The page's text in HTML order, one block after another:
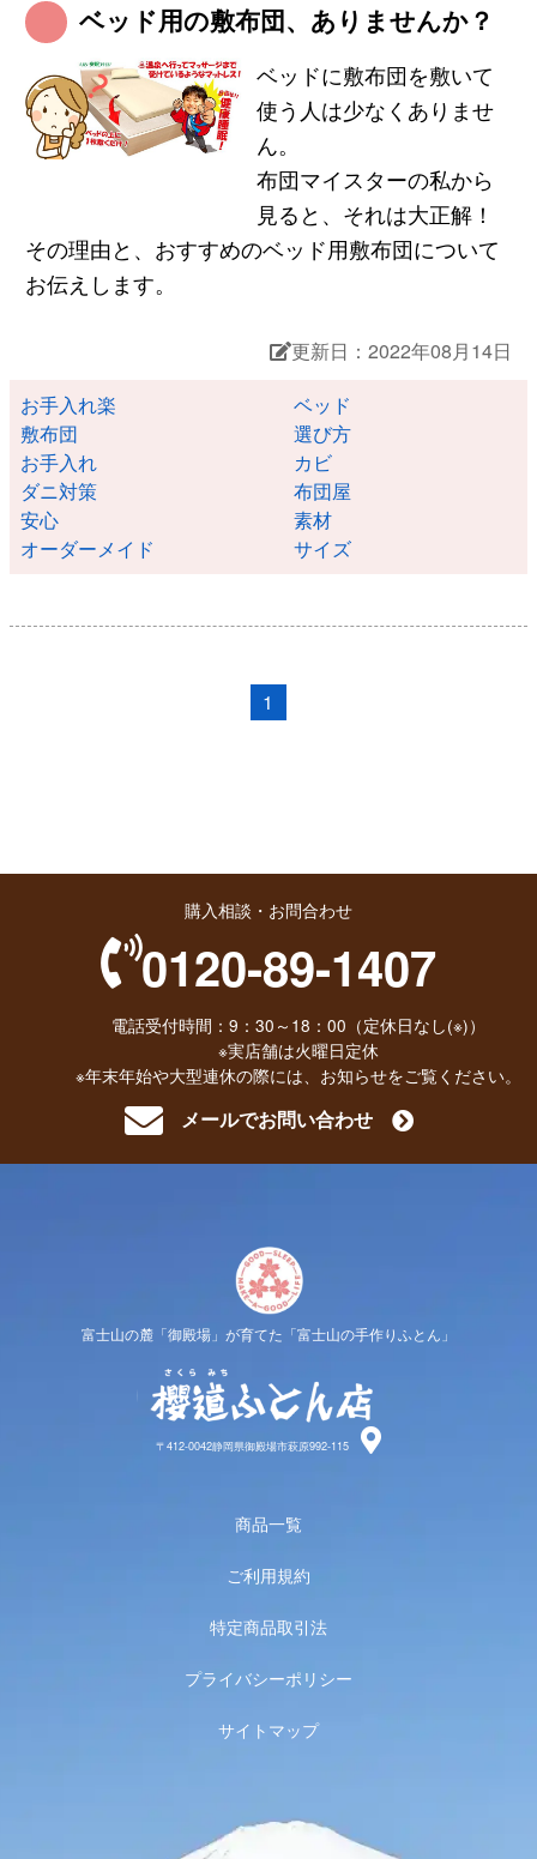
ベッド用の敷布団、ありませんか？
ベッドに敷布団を敷いて
使う人は少なくありませ
ん。
布団マイスターの私から
見ると、それは大正解！
その理由と、おすすめのベッド用敷布団について
お伝えします。
更新日：2022年08月14日
お手入れ楽
ベッド
敷布団
選び方
お手入れ
カビ
ダニ対策
布団屋
安心
素材
オーダーメイド
サイズ
1
購入相談・お問合わせ
0120-89-1407
電話受付時間：9：30～18：00（定休日なし(※)）
※実店舗は火曜日定休
※年末年始や大型連休の際には、お知らせをご覧ください。
メールでお問い合わせ
富士山の麓「御殿場」が育てた「富士山の手作りふとん」
〒412-0042静岡県御殿場市萩原992-115
商品一覧
ご利用規約
特定商品取引法
プライバシーポリシー
サイトマップ